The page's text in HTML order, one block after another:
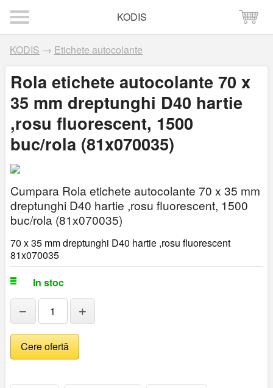
KODIS
KODIS → Etichete autocolante
Rola etichete autocolante 70 x
35 mm dreptunghi D40 hartie
,rosu fluorescent, 1500
buc/rola (81x070035)
Cumpara Rola etichete autocolante 70 x 35 mm
dreptunghi D40 hartie ,rosu fluorescent, 1500
buc/rola (81x070035)
70 x 35 mm dreptunghi D40 hartie ,rosu fluorescent
81x070035
In stoc
− +